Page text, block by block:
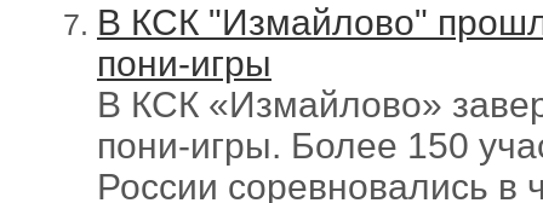
В КСК "Измайлово"
пони-игры
В КСК «Измайлово»
пони-игры. Более 150
России соревновались в